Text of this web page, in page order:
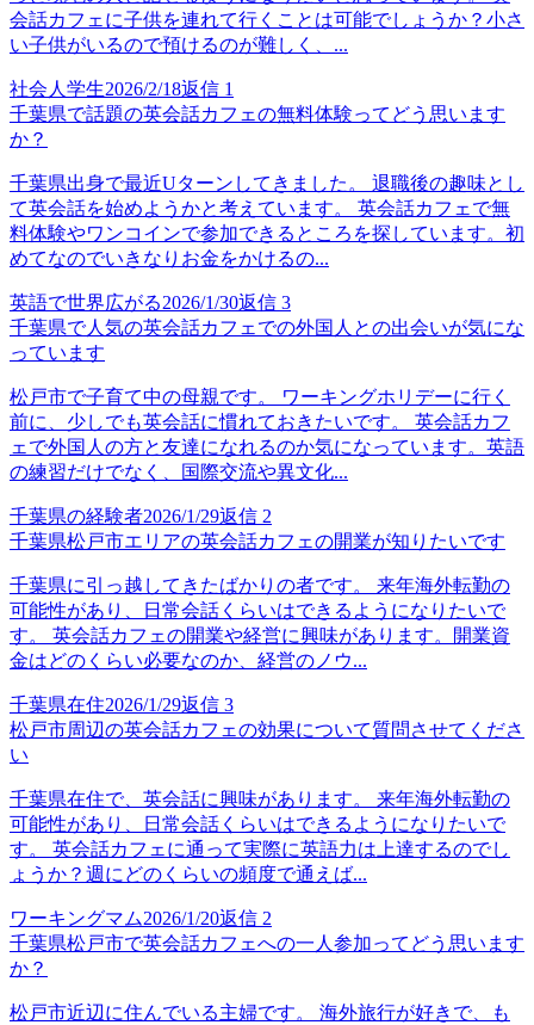
会話カフェに子供を連れて行くことは可能でしょうか？小さ
い子供がいるので預けるのが難しく、...
社会人学生2026/2/18返信 1
千葉県で話題の英会話カフェの無料体験ってどう思います
か？
千葉県出身で最近Uターンしてきました。 退職後の趣味とし
て英会話を始めようかと考えています。 英会話カフェで無
料体験やワンコインで参加できるところを探しています。初
めてなのでいきなりお金をかけるの...
英語で世界広がる2026/1/30返信 3
千葉県で人気の英会話カフェでの外国人との出会いが気にな
っています
松戸市で子育て中の母親です。 ワーキングホリデーに行く
前に、少しでも英会話に慣れておきたいです。 英会話カフ
ェで外国人の方と友達になれるのか気になっています。英語
の練習だけでなく、国際交流や異文化...
千葉県の経験者2026/1/29返信 2
千葉県松戸市エリアの英会話カフェの開業が知りたいです
千葉県に引っ越してきたばかりの者です。 来年海外転勤の
可能性があり、日常会話くらいはできるようになりたいで
す。 英会話カフェの開業や経営に興味があります。開業資
金はどのくらい必要なのか、経営のノウ...
千葉県在住2026/1/29返信 3
松戸市周辺の英会話カフェの効果について質問させてくださ
い
千葉県在住で、英会話に興味があります。 来年海外転勤の
可能性があり、日常会話くらいはできるようになりたいで
す。 英会話カフェに通って実際に英語力は上達するのでし
ょうか？週にどのくらいの頻度で通えば...
ワーキングマム2026/1/20返信 2
千葉県松戸市で英会話カフェへの一人参加ってどう思います
か？
松戸市近辺に住んでいる主婦です。 海外旅行が好きで、も